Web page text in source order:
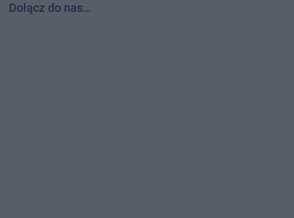
Dołącz do nas…